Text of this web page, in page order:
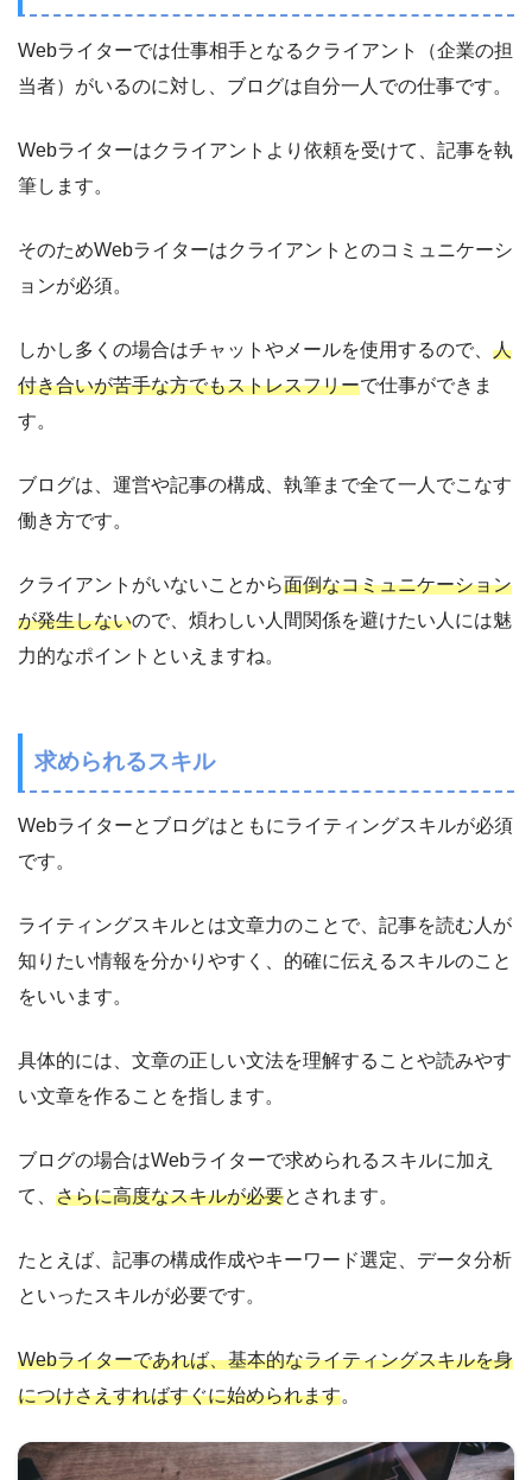
Webライターでは仕事相手となるクライアント（企業の担
当者）がいるのに対し、ブログは自分一人での仕事です。
Webライターはクライアントより依頼を受けて、記事を執
筆します。
そのためWebライターはクライアントとのコミュニケーシ
ョンが必須。
しかし多くの場合はチャットやメールを使用するので、 人
付き合いが苦手な方でもストレスフリーで仕事ができま
す。
ブログは、運営や記事の構成、執筆まで全て一人でこなす
働き方です。
クライアントがいないことから面倒なコミュニケーション
が発生しないので、煩わしい人間関係を避けたい人には魅
力的なポイントといえますね。
求められるスキル
Webライターとブログはともにライティングスキルが必須
です。
ライティングスキルとは文章力のことで、記事を読む人が
知りたい情報を分かりやすく、的確に伝えるスキルのこと
をいいます。
具体的には、文章の正しい文法を理解することや読みやす
い文章を作ることを指します。
ブログの場合はWebライターで求められるスキルに加え
て、 さらに高度なスキルが必要とされます。
たとえば、記事の構成作成やキーワード選定、データ分析
といったスキルが必要です。
Webライターであれば、基本的なライティングスキルを身
につけさえすればすぐに始められます。